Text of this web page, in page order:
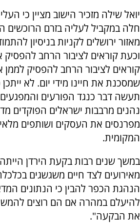
יואל שילה מזכיר הישוב מציין כי
חלה במקביל לעליה בזרם הרוכשים
מאזור ירושלים לקניות בניסיון
וכעת קוראים לציבור הרחב
קוראים לציבור הרחב להפסיק
שמסכנת את חיינו מידי יום. לא
תעשה דבר כנגד הפורעים
נהנים מרבבות ישראלים הפוקדים
מפרנסים את העסקים ושותפים
המקומית.
במשך שנים רבות בקעת הירדן
מאירועים לצד חיים משגשגים
הנהגת הכפר להבין כי הנתונים
להיעלם במהרה אם הם רוצים
את הבקעה".